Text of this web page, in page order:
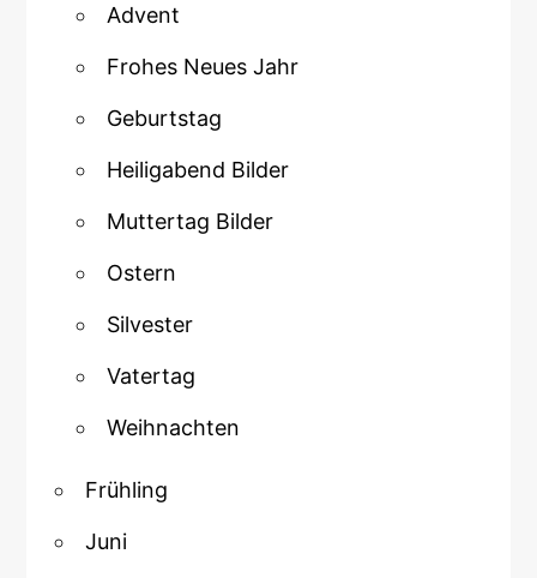
Advent
Frohes Neues Jahr
Geburtstag
Heiligabend Bilder
Muttertag Bilder
Ostern
Silvester
Vatertag
Weihnachten
Frühling
Juni